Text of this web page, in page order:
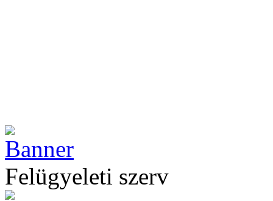
Felügyeleti szerv